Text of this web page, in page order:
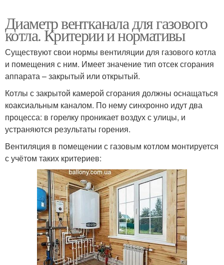
Диаметр вентканала для газового
котла. Критерии и нормативы
Существуют свои нормы вентиляции для газового котла
и помещения с ним. Имеет значение тип отсек сгорания
аппарата – закрытый или открытый.
Котлы с закрытой камерой сгорания должны оснащаться
коаксиальным каналом. По нему синхронно идут два
процесса: в горелку проникает воздух с улицы, и
устраняются результаты горения.
Вентиляция в помещении с газовым котлом монтируется
с учётом таких критериев: